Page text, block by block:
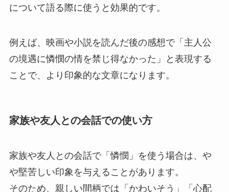
について語る際に使うと効果的です。
例えば、映画や小説を読んだ後の感想で「主人公
の境遇に憐憫の情を禁じ得なかった」と表現する
ことで、より印象的な文章になります。
家族や友人との会話での使い方
家族や友人との会話で「憐憫」を使う場合は、や
や堅苦しい印象を与えることがあります。
そのため、親しい間柄では「かわいそう」「心配